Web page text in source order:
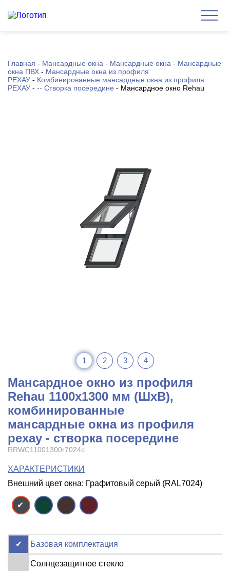
Главная - Мансардные окна - Мансардные окна - Мансардные
окна ПВХ - Мансардные окна из профиля
РЕХАУ - Комбинированные мансардные окна из профиля
РЕХАУ - -- Створка посередине - Мансардное окно Rehau
1 2 3 4
Мансардное окно из профиля
Rehau 1100x1300 мм (ШхВ),
комбинированные
мансардные окна из профиля
рехау - створка посередине
RRWC11001300r7024c
ХАРАКТЕРИСТИКИ
Внешний цвет окна: Графитовый серый (RAL7024)
Базовая комплектация
Солнцезащитное стекло